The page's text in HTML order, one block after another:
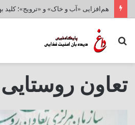
جستجو
تعاون روستایی